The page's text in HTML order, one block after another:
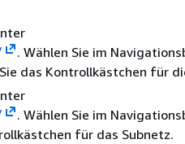
. Wählen Sie im
das Kontrollkästchen für
. Wählen Sie im
für das Subnetz.